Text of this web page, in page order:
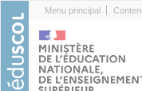
Menu principal